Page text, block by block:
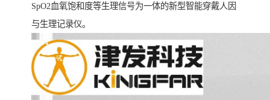
SpO2血氧饱和度等生理信号为一体的新型智能穿戴人因
与生理记录仪。